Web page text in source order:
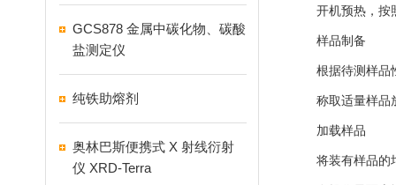
GCS878 金属中碳化物、碳酸
盐测定仪
纯铁助熔剂
奥林巴斯便携式 X 射线衍射
仪 XRD-Terra
开机预热，按照
样品制备
根据待测样品性
称取适量样品放
加载样品
将装有样品的坩